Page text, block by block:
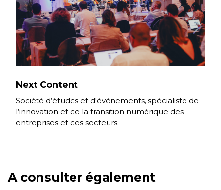
Next Content
Société d’études et d'événements, spécialiste de
l’innovation et de la transition numérique des
entreprises et des secteurs.
A consulter également